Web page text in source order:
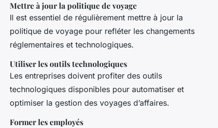
Mettre à jour la politique de voyage
Il est essentiel de régulièrement mettre à jour la
politique de voyage pour refléter les changements
réglementaires et technologiques.
Utiliser les outils technologiques
Les entreprises doivent profiter des outils
technologiques disponibles pour automatiser et
optimiser la gestion des voyages d’affaires.
Former les employés